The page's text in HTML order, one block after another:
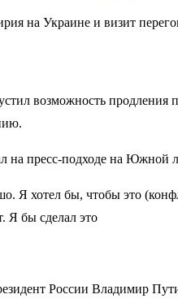
на Украине и визит
возможность продления
на пресс-подходе на Южной
Я хотел бы, чтобы это
Я бы сделал это
России Владимир